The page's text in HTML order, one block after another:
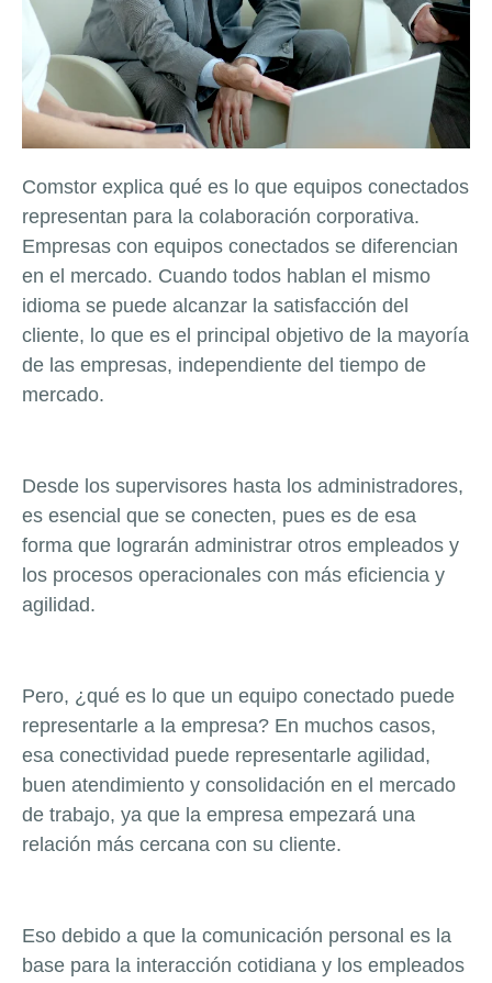
Comstor explica qué es lo que equipos conectados
representan para la colaboración corporativa.
Empresas con equipos conectados se diferencian
en el mercado. Cuando todos hablan el mismo
idioma se puede alcanzar la satisfacción del
cliente, lo que es el principal objetivo de la mayoría
de las empresas, independiente del tiempo de
mercado.
Desde los supervisores hasta los administradores,
es esencial que se conecten, pues es de esa
forma que lograrán administrar otros empleados y
los procesos operacionales con más eficiencia y
agilidad.
Pero, ¿qué es lo que un equipo conectado puede
representarle a la empresa? En muchos casos,
esa conectividad puede representarle agilidad,
buen atendimiento y consolidación en el mercado
de trabajo, ya que la empresa empezará una
relación más cercana con su cliente.
Eso debido a que la comunicación personal es la
base para la interacción cotidiana y los empleados